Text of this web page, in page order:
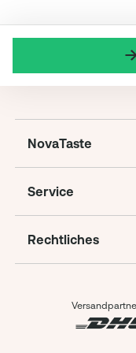
NovaTaste
Service
Rechtliches